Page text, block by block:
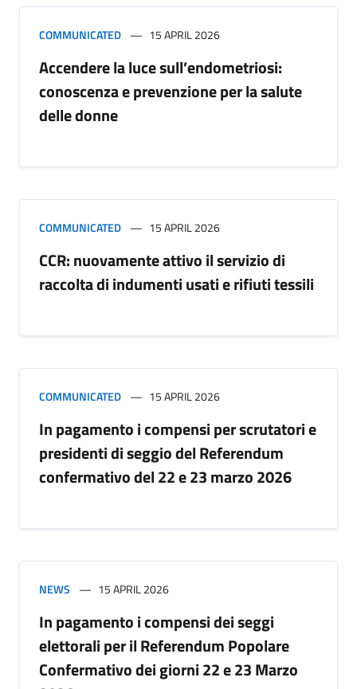
COMMUNICATED 15 APRIL 2026
Accendere la luce sull’endometriosi:
conoscenza e prevenzione per la salute
delle donne
COMMUNICATED 15 APRIL 2026
CCR: nuovamente attivo il servizio di
raccolta di indumenti usati e rifiuti tessili
COMMUNICATED 15 APRIL 2026
In pagamento i compensi per scrutatori e
presidenti di seggio del Referendum
confermativo del 22 e 23 marzo 2026
NEWS 15 APRIL 2026
In pagamento i compensi dei seggi
elettorali per il Referendum Popolare
Confermativo dei giorni 22 e 23 Marzo